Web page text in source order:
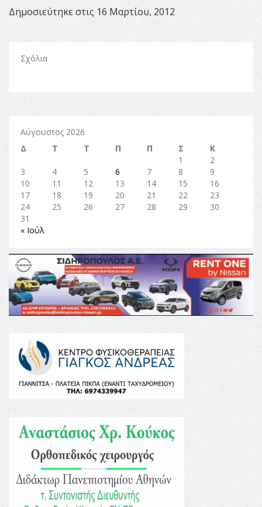
Δημοσιεύτηκε στις 16 Μαρτίου, 2012
Σχόλια
Αύγουστος 2026
Δ
Τ Τ Π Π Σ
Κ
1
2
3
4 5 6 7 8
9
10
11 12 13 14 15
16
17
18 19 20 21 22
23
24
25 26 27 28 29
30
31
« Ιούλ